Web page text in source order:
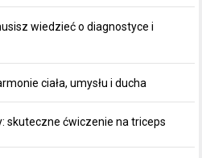
wiedzieć o diagnostyce i
ciała, umysłu i ducha
skuteczne ćwiczenie na triceps